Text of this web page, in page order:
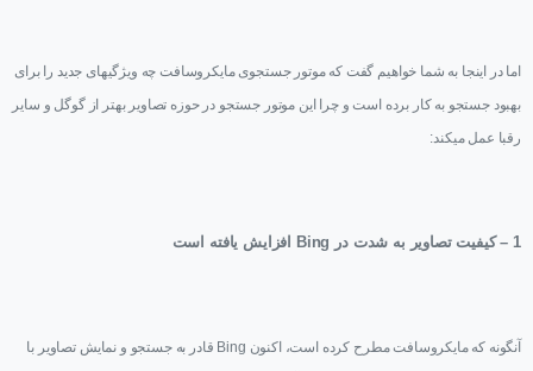
اما در اینجا به شما خواهیم گفت که موتور جستجوی مایکروسافت چه ویژگیهای جدید را برای
بهبود جستجو به کار برده است و چرا این موتور جستجو در حوزه تصاویر بهتر از گوگل و سایر
رقبا عمل میکند:
1 – کیفیت تصاویر به شدت در Bing افزایش یافته است
آنگونه که مایکروسافت مطرح کرده است، اکنون Bing قادر به جستجو و نمایش تصاویر با